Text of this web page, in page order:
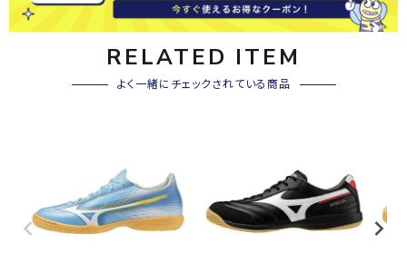
RELATED ITEM
よく一緒にチェックされている商品